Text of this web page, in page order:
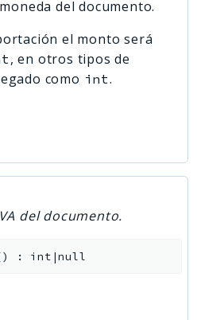
del documento.
el monto será
, en otros tipos de
como int.
del documento.
) : int|null